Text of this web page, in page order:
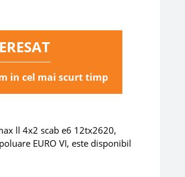
in cel mai scurt timp
ll 4x2 scab e6 12tx2620,
EURO VI, este disponibil